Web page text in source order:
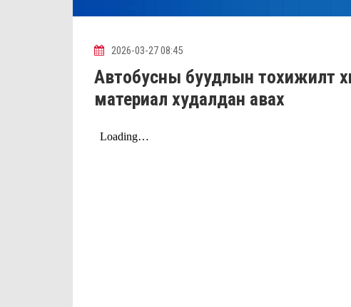
2026-03-27 08:45
Автобусны буудлын тохижилт
материал худалдан авах